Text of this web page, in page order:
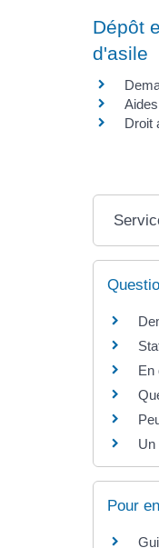
Dépôt
d'asile
Droit
En
Un
Pour